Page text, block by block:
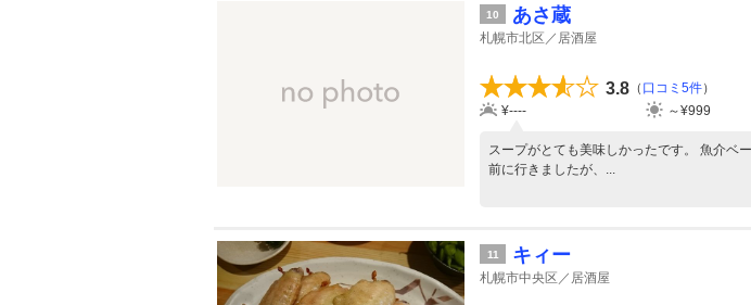
10 あさ蔵
札幌市北区／居酒屋
3.8 （ 口コミ5件）
¥----
～¥999
スープがとても美味しかったです。 魚介ベ
前に行きましたが、...
11 キィー
札幌市中央区／居酒屋